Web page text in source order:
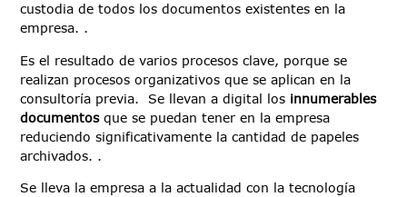
custodia de todos los documentos existentes en la
empresa. .
Es el resultado de varios procesos clave, porque se
realizan procesos organizativos que se aplican en la
consultoría previa. Se llevan a digital los innumerables
documentosque se puedan tener en la empresa
reduciendo significativamente la cantidad de papeles
archivados. .
Se lleva la empresa a la actualidad con la tecnología